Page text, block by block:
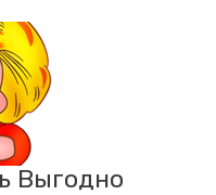
Выгодно